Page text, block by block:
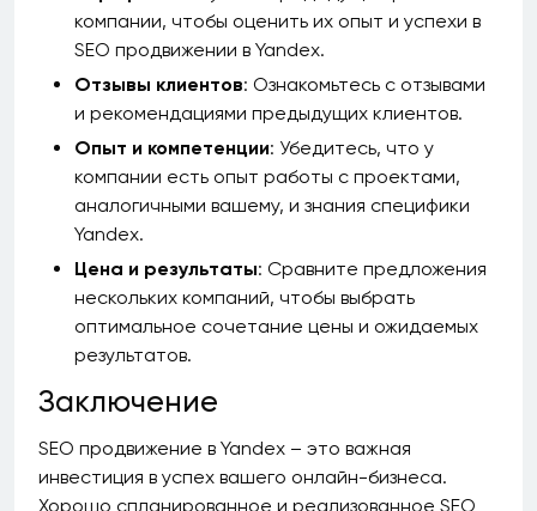
компании, чтобы оценить их опыт и успехи в
SEO продвижении в Yandex.
Отзывы клиентов: Ознакомьтесь с отзывами
и рекомендациями предыдущих клиентов.
Опыт и компетенции: Убедитесь, что у
компании есть опыт работы с проектами,
аналогичными вашему, и знания специфики
Yandex.
Цена и результаты: Сравните предложения
нескольких компаний, чтобы выбрать
оптимальное сочетание цены и ожидаемых
результатов.
Заключение
SEO продвижение в Yandex – это важная
инвестиция в успех вашего онлайн-бизнеса.
Хорошо спланированное и реализованное SEO